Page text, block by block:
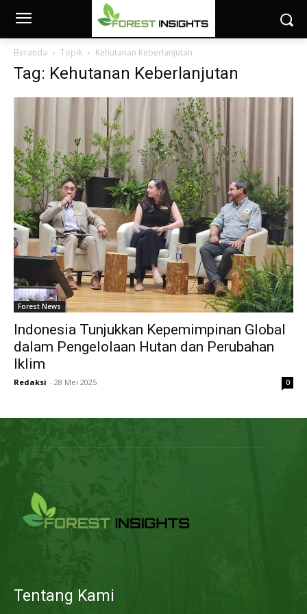
Beranda Topik Kehutanan Keberlanjutan
Tag: Kehutanan Keberlanjutan
Forest News
Indonesia Tunjukkan Kepemimpinan Global
dalam Pengelolaan Hutan dan Perubahan
Iklim
Redaksi - 28 Mei 2025 0
Tentang Kami